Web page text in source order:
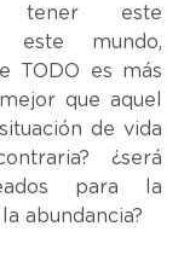
tener este
este mundo,
TODO es más
que aquel
de vida
¿será
para la
abundancia?